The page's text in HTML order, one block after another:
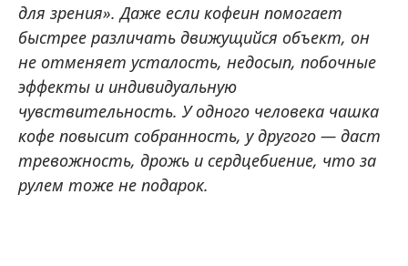
для зрения». Даже если кофеин помогает
быстрее различать движущийся объект, он
не отменяет усталость, недосып, побочные
эффекты и индивидуальную
чувствительность. У одного человека чашка
кофе повысит собранность, у другого — даст
тревожность, дрожь и сердцебиение, что за
рулем тоже не подарок.